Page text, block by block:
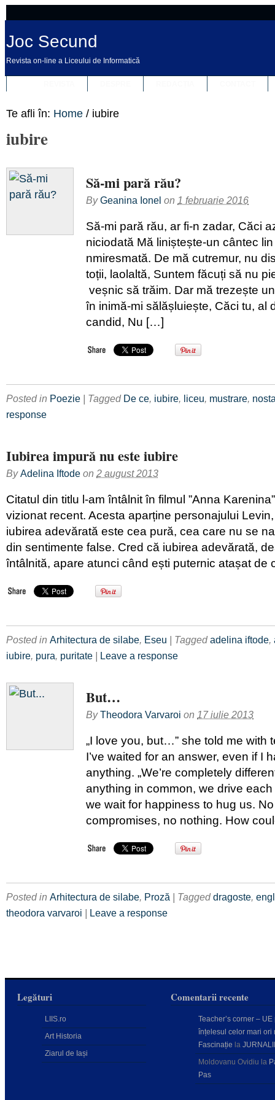
Joc Secund
Revista on-line a Liceului de Informatică
Te afli în: Home / iubire
iubire
Să-mi pară rău?
ByGeanina Ionel on 1 februarie 2016
Să-mi pară rău, ar fi-n zadar, Căci
niciodată Mă liniștește-un cântec
nmiresmată. De mă cutremur, nu
toții, laolaltă, Suntem făcuți să nu
veșnic să trăim. Dar mă trezește
în inimă-mi sălășluiește, Căci tu, al
candid, Nu […]
Posted in Poezie | Tagged De ce, iubire, liceu, mustrare,
response
Iubirea impură nu este iubire
ByAdelina Iftode on 2 august 2013
Citatul din titlu l-am întâlnit în filmul ”Anna
vizionat recent. Acesta aparține personajului
iubirea adevărată este cea pură, cea care nu se
din sentimente false. Cred că iubirea adevărată,
întâlnită, apare atunci când ești puternic atașat
Posted in Arhitectura de silabe, Eseu | Taggedadelina iftode,
iubire, pura, puritate | Leave a response
But…
ByTheodora Varvaroi on 17 iulie 2013
„I love you, but…” she told me with
I’ve waited for an answer, even if I
anything. „We’re completely
anything in common, we drive
we wait for happiness to hug us.
compromises, no nothing. How
Posted in Arhitectura de silabe, Proză | Taggeddragoste,
theodora varvaroi | Leave a response
Legături
LIIS.ro
Art Historia
Ziarul de Iași
Comentarii recente
Teacher’s corner – UE
înțelesul celor mari ori
Fascinație la
Moldovanu Ovidiu la
Pas